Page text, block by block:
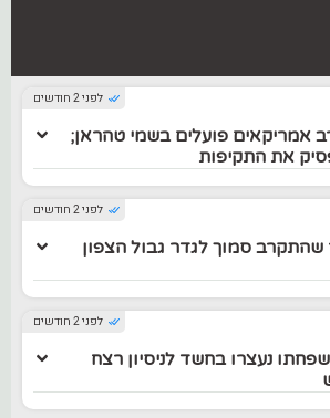
לפני 2 חודשים
אמריקאים פועלים בשמי טהראן;
את התקיפות
לפני 2 חודשים
סמוך לגדר גבול הצפון
לפני 2 חודשים
משפחתו נעצרו בחשד לניסיון רצח